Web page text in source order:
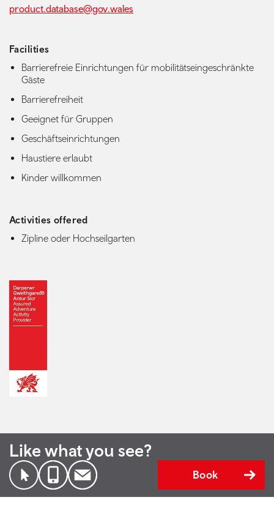
product.database@gov.wales
Facilities
Barrierefreie Einrichtungen für mobilitätseingeschränkte
Gäste
Barrierefreiheit
Geeignet für Gruppen
Geschäftseinrichtungen
Haustiere erlaubt
Kinder willkommen
Activities offered
Zipline oder Hochseilgarten
Like what you see?
Book